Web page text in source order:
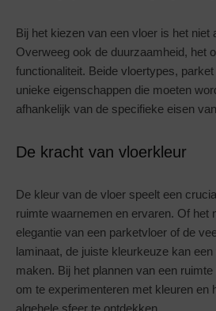
Bij het kiezen van een vloer is het niet
Overweeg ook de duurzaamheid, het
functionaliteit. Beide vloertypes,
unieke eigenschappen die moeten
afhankelijk van de specifieke eisen
De kracht van vloerkleur
De kleur van de vloer speelt een
ruimte waarnemen en ervaren. Of het
elegantie van een parketvloer of de
laminaat, de juiste kleurkeuze kan
maken. Bij het plannen van een
om te experimenteren met kleuren en
algehele sfeer te ontdekken.